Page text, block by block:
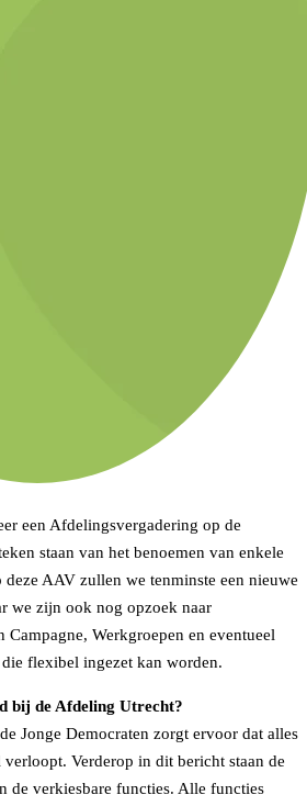
AAV 31 Oktober
een Afdelingsvergadering op de
staan van het benoemen van enkele
deze AAV zullen we tenminste een nieuwe
we zijn ook nog opzoek naar
Campagne, Werkgroepen en eventueel
flexibel ingezet kan worden.
bij de Afdeling Utrecht?
Jonge Democraten zorgt ervoor dat alles
Verderop in dit bericht staan de
de verkiesbare functies. Alle functies